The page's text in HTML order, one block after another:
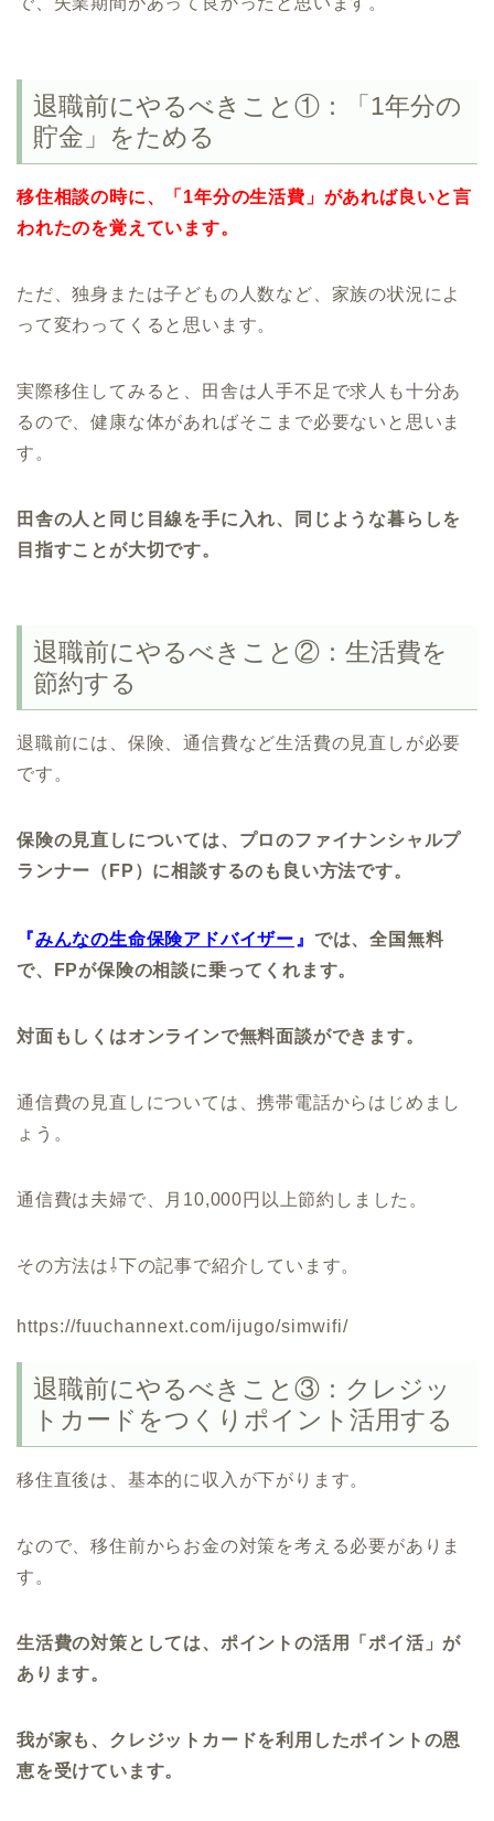
退職前にやるべきこと①：「1年分の
貯金」をためる
移住相談の時に、「1年分の生活費」があれば良いと言
われたのを覚えています。
ただ、独身または子どもの人数など、家族の状況によ
って変わってくると思います。
実際移住してみると、田舎は人手不足で求人も十分あ
るので、健康な体があればそこまで必要ないと思いま
す。
田舎の人と同じ目線を手に入れ、同じような暮らしを
目指すことが大切です。
退職前にやるべきこと②：生活費を
節約する
退職前には、保険、通信費など生活費の見直しが必要
です。
保険の見直しについては、プロのファイナンシャルプ
ランナー（FP）に相談するのも良い方法です。
『みんなの生命保険アドバイザー 』 では、全国無料
で、FPが保険の相談に乗ってくれます。
対面もしくはオンラインで無料面談ができます。
通信費の見直しについては、携帯電話からはじめまし
ょう。
通信費は夫婦で、月10,000円以上節約しました。
その方法は⇩下の記事で紹介しています。
https://fuuchannext.com/ijugo/simwifi/
退職前にやるべきこと③：クレジッ
トカードをつくりポイント活用する
移住直後は、基本的に収入が下がります。
なので、移住前からお金の対策を考える必要がありま
す。
生活費の対策としては、ポイントの活用「ポイ活」が
あります。
我が家も、クレジットカードを利用したポイントの恩
恵を受けています。